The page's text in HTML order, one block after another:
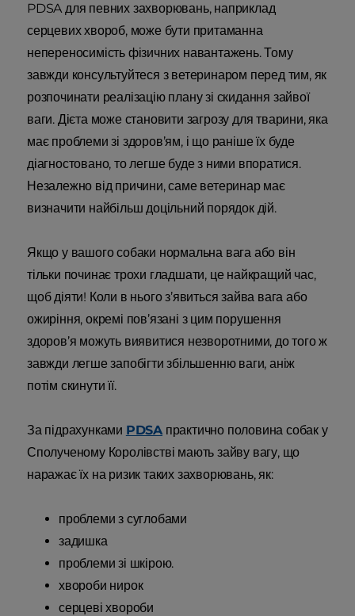
PDSA для певних захворювань, наприклад
серцевих хвороб, може бути притаманна
непереносимість фізичних навантажень. Тому
завжди консультуйтеся з ветеринаром перед тим, як
розпочинати реалізацію плану зі скидання зайвої
ваги. Дієта може становити загрозу для тварини, яка
має проблеми зі здоров’ям, і що раніше їх буде
діагностовано, то легше буде з ними впоратися.
Незалежно від причини, саме ветеринар має
визначити найбільш доцільний порядок дій.
Якщо у вашого собаки нормальна вага або він
тільки починає трохи гладшати, це найкращий час,
щоб діяти! Коли в нього з’явиться зайва вага або
ожиріння, окремі пов’язані з цим порушення
здоров’я можуть виявитися незворотними, до того ж
завжди легше запобігти збільшенню ваги, аніж
потім скинути її.
За підрахунками PDSAпрактично половина собак у
Сполученому Королівстві мають зайву вагу, що
наражає їх на ризик таких захворювань, як:
проблеми з суглобами
задишка
проблеми зі шкірою.
хвороби нирок
серцеві хвороби